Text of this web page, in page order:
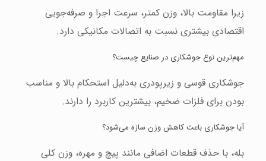
زیرا مقاومت بالا، وزن کمتر، سرعت اجرا و صرفه‌جویی
اقتصادی بیشتری نسبت به اتصالات مکانیکی دارد.
مهم‌ترین نوع جوشکاری در صنایع چیست؟
جوشکاری قوسی و زیرپودری به‌دلیل استحکام بالا و مناسب
بودن برای فلزات ضخیم، بیشترین کاربرد را دارند.
آیا جوشکاری باعث کاهش وزن سازه می‌شود؟
بله، با حذف قطعات اضافی مانند پیچ و مهره، وزن کلی